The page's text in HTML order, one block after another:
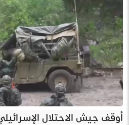
أوقف جيش الاحتلال